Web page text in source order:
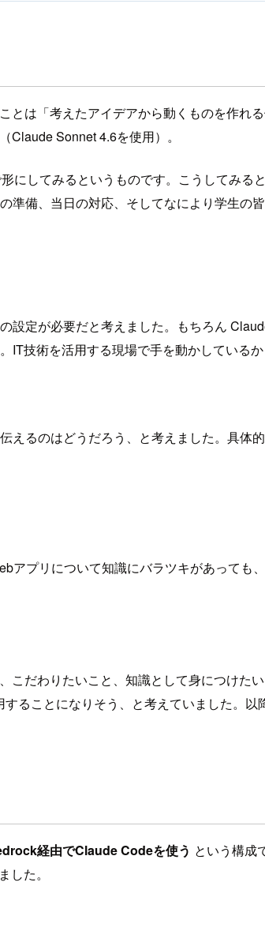
は「考えたアイデアから動くものを作れ
Sonnet 4.6を使用）。
してみるというものです。こうしてみる
備、当日の対応、そしてなにより学生の
定が必要だと考えました。もちろん
技術を活用する現場で手を動かしている
るのはどうだろう、と考えました。具体
プリについて知識にバラツキがあっても
だわりたいこと、知識として身につけた
ることになりそう、と考えていました。
経由でClaude Codeを使う という構成
た。